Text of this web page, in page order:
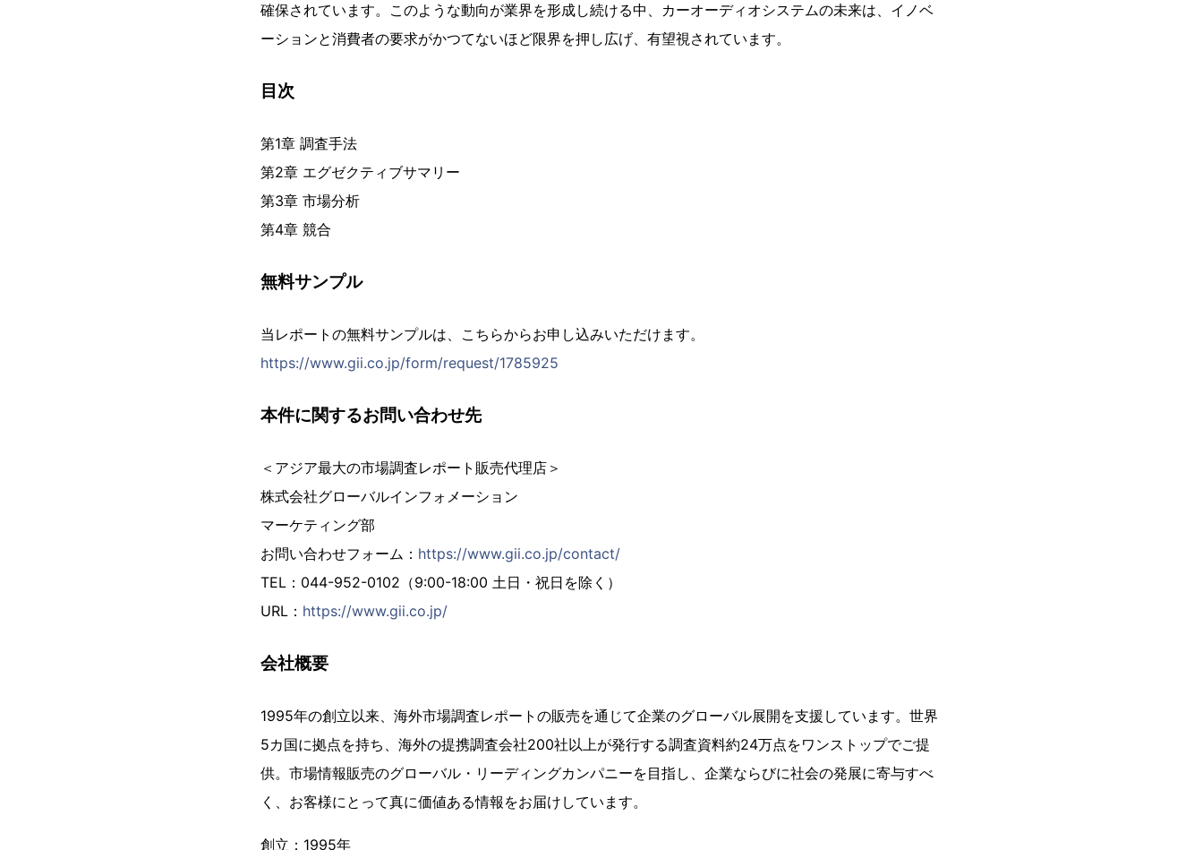
確保されています。このような動向が業界を形成し続ける中、カーオーディオシステムの未来は、イノベ
ーションと消費者の要求がかつてないほど限界を押し広げ、有望視されています。
目次
第1章 調査手法
第2章 エグゼクティブサマリー
第3章 市場分析
第4章 競合
無料サンプル
当レポートの無料サンプルは、こちらからお申し込みいただけます。
https://www.gii.co.jp/form/request/1785925
本件に関するお問い合わせ先
＜アジア最大の市場調査レポート販売代理店＞
株式会社グローバルインフォメーション
マーケティング部
お問い合わせフォーム： https://www.gii.co.jp/contact/
TEL：044-952-0102（9:00-18:00 土日・祝日を除く）
URL： https://www.gii.co.jp/
会社概要
1995年の創立以来、海外市場調査レポートの販売を通じて企業のグローバル展開を支援しています。世界
5カ国に拠点を持ち、海外の提携調査会社200社以上が発行する調査資料約24万点をワンストップでご提
供。市場情報販売のグローバル・リーディングカンパニーを目指し、企業ならびに社会の発展に寄与すべ
く、お客様にとって真に価値ある情報をお届けしています。
創立：1995年